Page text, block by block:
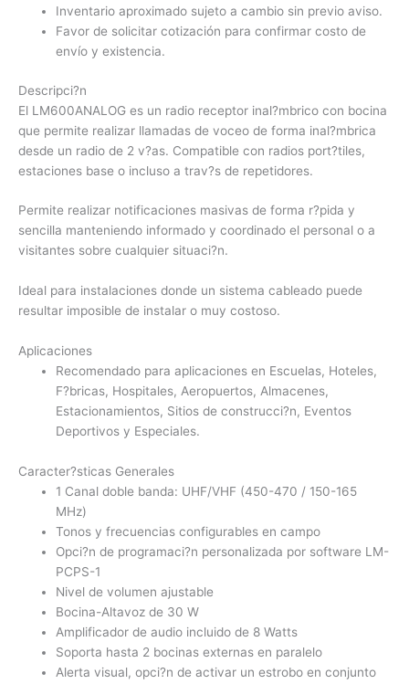
Inventario aproximado sujeto a cambio sin previo aviso.
Favor de solicitar cotización para confirmar costo de
envío y existencia.
Descripci?n
El LM600ANALOG es un radio receptor inal?mbrico con bocina
que permite realizar llamadas de voceo de forma inal?mbrica
desde un radio de 2 v?as. Compatible con radios port?tiles,
estaciones base o incluso a trav?s de repetidores.
Permite realizar notificaciones masivas de forma r?pida y
sencilla manteniendo informado y coordinado el personal o a
visitantes sobre cualquier situaci?n.
Ideal para instalaciones donde un sistema cableado puede
resultar imposible de instalar o muy costoso.
Aplicaciones
Recomendado para aplicaciones en Escuelas, Hoteles,
F?bricas, Hospitales, Aeropuertos, Almacenes,
Estacionamientos, Sitios de construcci?n, Eventos
Deportivos y Especiales.
Caracter?sticas Generales
1 Canal doble banda: UHF/VHF (450-470 / 150-165
MHz)
Tonos y frecuencias configurables en campo
Opci?n de programaci?n personalizada por software LM-
PCPS-1
Nivel de volumen ajustable
Bocina-Altavoz de 30 W
Amplificador de audio incluido de 8 Watts
Soporta hasta 2 bocinas externas en paralelo
Alerta visual, opci?n de activar un estrobo en conjunto